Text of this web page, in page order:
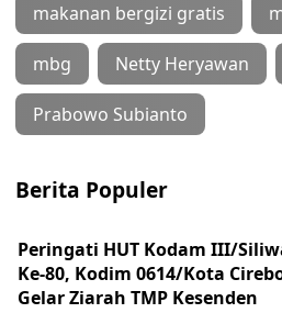
makanan bergizi gratis
mbg Netty Heryawan
Prabowo Subianto
Berita Populer
Peringati HUT Kodam III/
Ke-80, Kodim 0614/Kota
Gelar Ziarah TMP Kesenden